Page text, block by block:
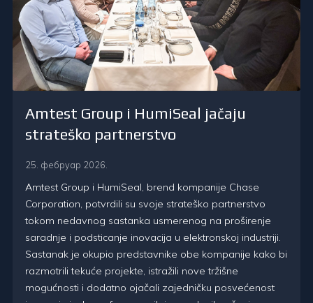
Amtest Group i HumiSeal jačaju
strateško partnerstvo
25. фебруар 2026.
Amtest Group i HumiSeal, brend kompanije Chase
Corporation, potvrdili su svoje strateško partnerstvo
tokom nedavnog sastanka usmerenog na proširenje
saradnje i podsticanje inovacija u elektronskoj industriji.
Sastanak je okupio predstavnike obe kompanije kako bi
razmotrili tekuće projekte, istražili nove tržišne
mogućnosti i dodatno ojačali zajedničku posvećenost